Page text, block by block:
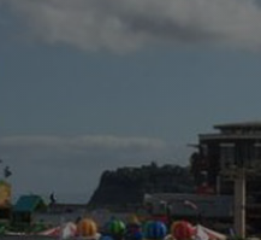
Caffis a Delis